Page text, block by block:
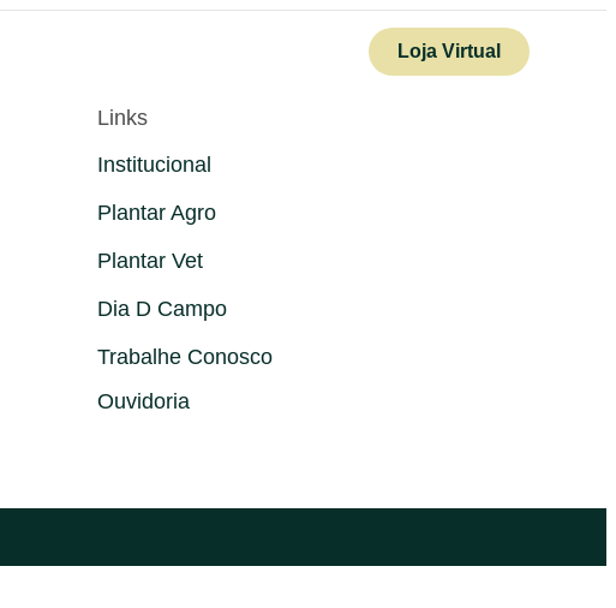
Loja Virtual
Links
Institucional
Plantar Agro
Plantar Vet
Dia D Campo
Trabalhe Conosco
Ouvidoria